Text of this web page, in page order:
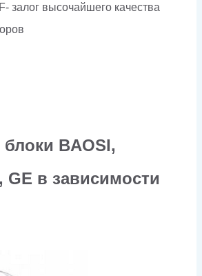
залог высочайшего качества
BAOSI,
GE в зависимости